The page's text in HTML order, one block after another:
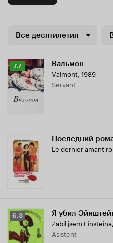
Все десятилетия
Рейтинг
Кинопоиска
7.7
7.7 Вальмон
Valmont, 1989
Servant
Последний
Le dernier amant
Рейтинг
Кинопоиска
6.3
6.3 Я убил
Zabil jsem
Asistent